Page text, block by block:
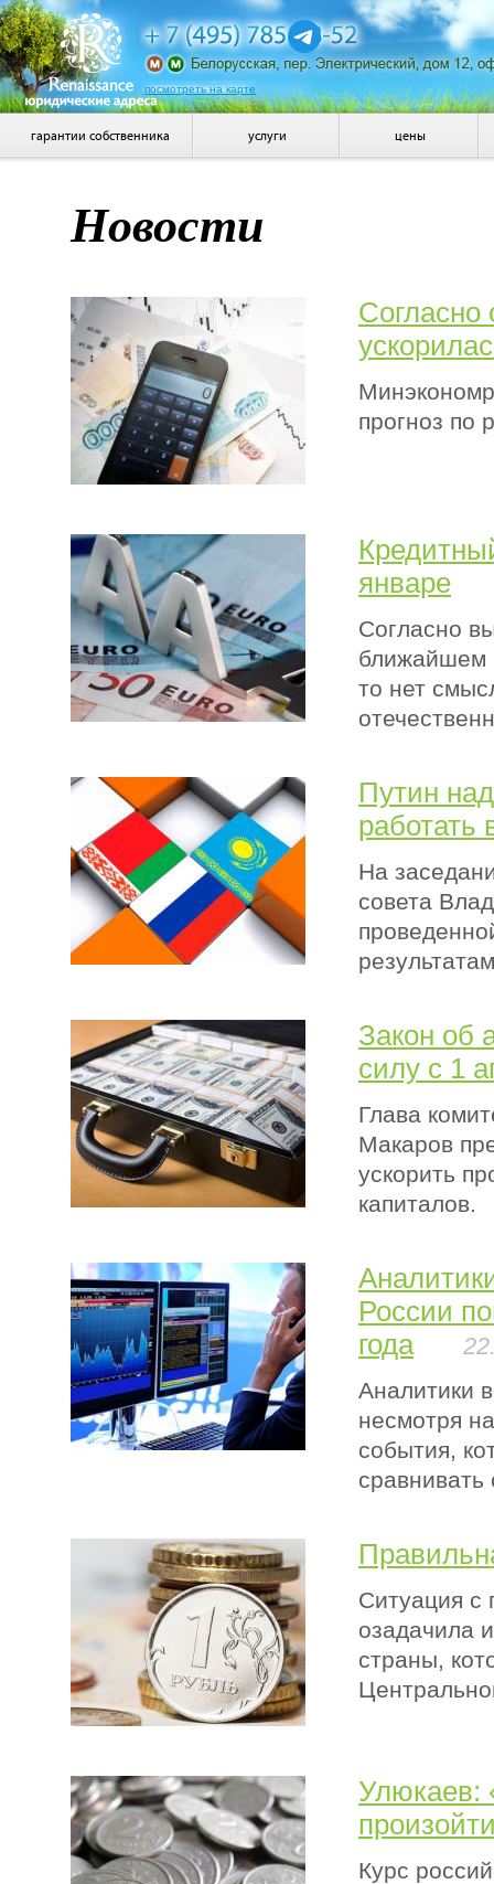
посмотреть на карте
гарантии собственника услуги цены
Новости
Согласно
прогноз по
январе
Согласно
ближайшем
то нет
Путин
работать
На
совета
Закон об
силу с 1
Глава
Макаров
ускорить
капиталов.
России
года
Аналитики
несмотря
события,
сравнивать
Ситуация с
озадачила
страны,
Улюкаев:
Курс